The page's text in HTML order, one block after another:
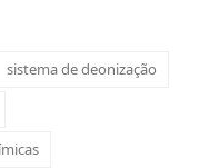
sistema de deonização